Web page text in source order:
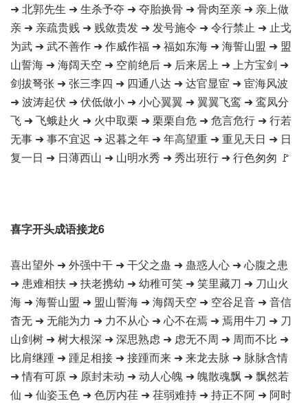
➜ 北郭先生 ➜ 生杀予夺 ➜ 夺胎换骨 ➜ 骨肉至亲 ➜ 亲上做
亲 ➜ 亲疏贵贱 ➜ 贱敛贵发 ➜ 发号施令 ➜ 令行禁止 ➜ 止戈
为武 ➜ 武不善作 ➜ 作威作福 ➜ 福如东海 ➜ 海誓山盟 ➜ 盟
山誓海 ➜ 海阔天空 ➜ 空前绝后 ➜ 后来居上 ➜ 上方宝剑 ➜
剑拔弩张 ➜ 张三李四 ➜ 四通八达 ➜ 达官显宦 ➜ 宦海风波
➜ 波涛起伏 ➜ 伏低做小 ➜ 小心翼翼 ➜ 翼翼飞鸾 ➜ 鸾凤分
飞 ➜ 飞蛾赴火 ➜ 火中取栗 ➜ 栗栗自危 ➜ 危言危行 ➜ 行若
无事 ➜ 事不宜迟 ➜ 迟暮之年 ➜ 年高望重 ➜ 重见天日 ➜ 日
复一日 ➜ 日薄西山 ➜ 山明水秀 ➜ 秀出班行 ➜ 行色匆匆 🚩
喜字开头成语接龙6
喜出望外 ➜ 外强中干 ➜ 干父之蛊 ➜ 蛊惑人心 ➜ 心腹之患
➜ 患难相扶 ➜ 扶老携幼 ➜ 幼稚可笑 ➜ 笑里藏刀 ➜ 刀山火
海 ➜ 海誓山盟 ➜ 盟山誓海 ➜ 海阔天空 ➜ 空谷足音 ➜ 音信
杳无 ➜ 无能为力 ➜ 力不从心 ➜ 心不在焉 ➜ 焉用牛刀 ➜ 刀
山剑树 ➜ 树大根深 ➜ 深思熟虑 ➜ 虑无不周 ➜ 周而不比 ➜
比肩继踵 ➜ 踵足相接 ➜ 接踵而来 ➜ 来龙去脉 ➜ 脉脉含情
➜ 情有可原 ➜ 原封未动 ➜ 动人心魄 ➜ 魄散魂飘 ➜ 飘然若
仙 ➜ 仙姿玉色 ➜ 色厉内荏 ➜ 荏弱难持 ➜ 持正不阿 ➜ 阿时